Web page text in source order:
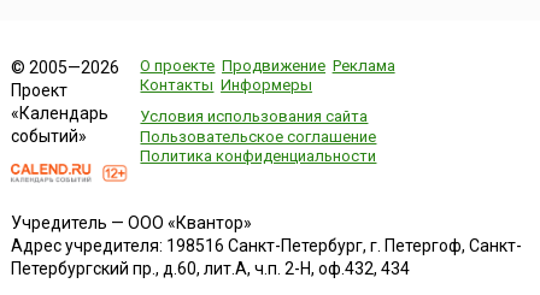
© 2005—2026
Проект
«Календарь
событий»
О проекте Продвижение Реклама
Контакты Информеры
Условия использования сайта
Пользовательское соглашение
Политика конфиденциальности
Учредитель — ООО «Квантор»
Адрес учредителя: 198516 Санкт-Петербург, г. Петергоф, Санкт-
Петербургский пр., д.60, лит.А, ч.п. 2-Н, оф.432, 434